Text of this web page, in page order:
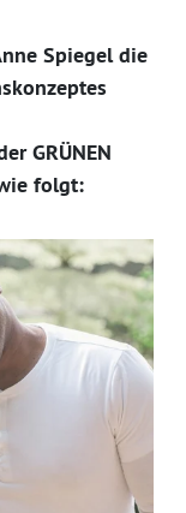
Spiegel die
GRÜNEN
folgt: